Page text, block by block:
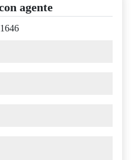
agente